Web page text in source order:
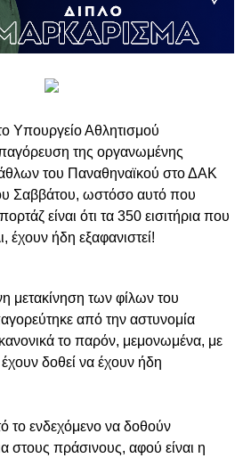
Υπουργείο Αθλητισμού
της οργανωμένης
του Παναθηναϊκού στο ΔΑΚ
Σαββάτου, ωστόσο αυτό που
είναι ότι τα 350 εισιτήρια που
έχουν ήδη εξαφανιστεί!
μετακίνηση των φίλων του
από την αστυνομία
το παρόν, μεμονωμένα, με
δοθεί να έχουν ήδη
το ενδεχόμενο να δοθούν
στους πράσινους, αφού είναι η